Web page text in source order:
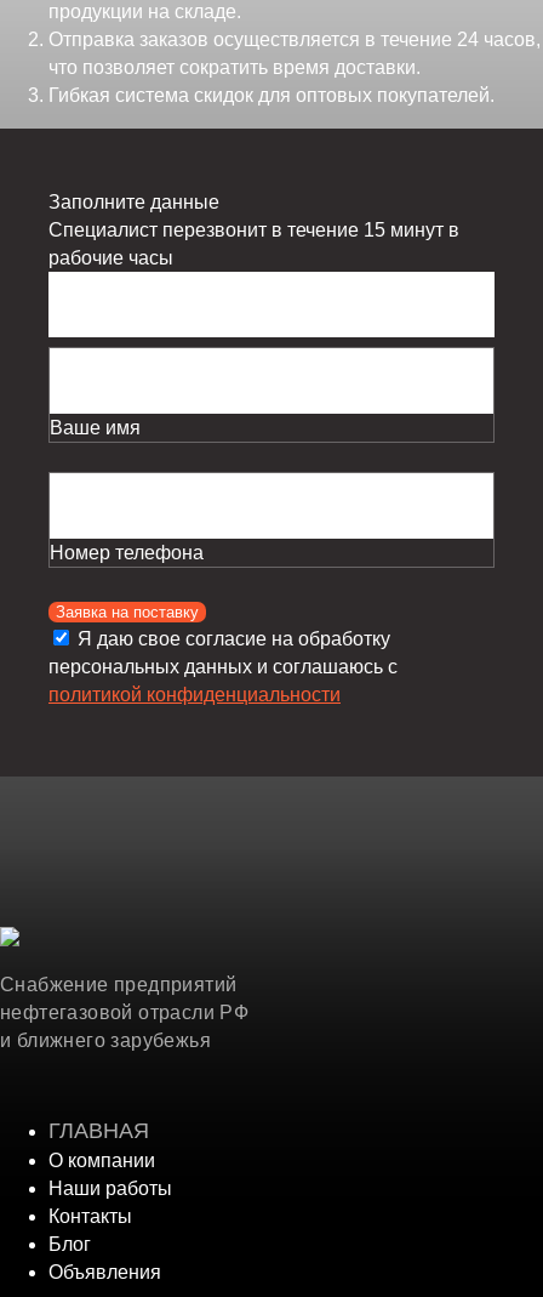
продукции на складе.
Отправка заказов осуществляется в течение 24 часов,
что позволяет сократить время доставки.
Гибкая система скидок для оптовых покупателей.
Заполните данные
Специалист перезвонит в течение 15 минут в
рабочие часы
Ваше имя
Номер телефона
Заявка на поставку
Я даю свое согласие на обработку
персональных данных и соглашаюсь с
политикой конфиденциальности
Снабжение предприятий
нефтегазовой отрасли РФ
и ближнего зарубежья
ГЛАВНАЯ
О компании
Наши работы
Контакты
Блог
Объявления